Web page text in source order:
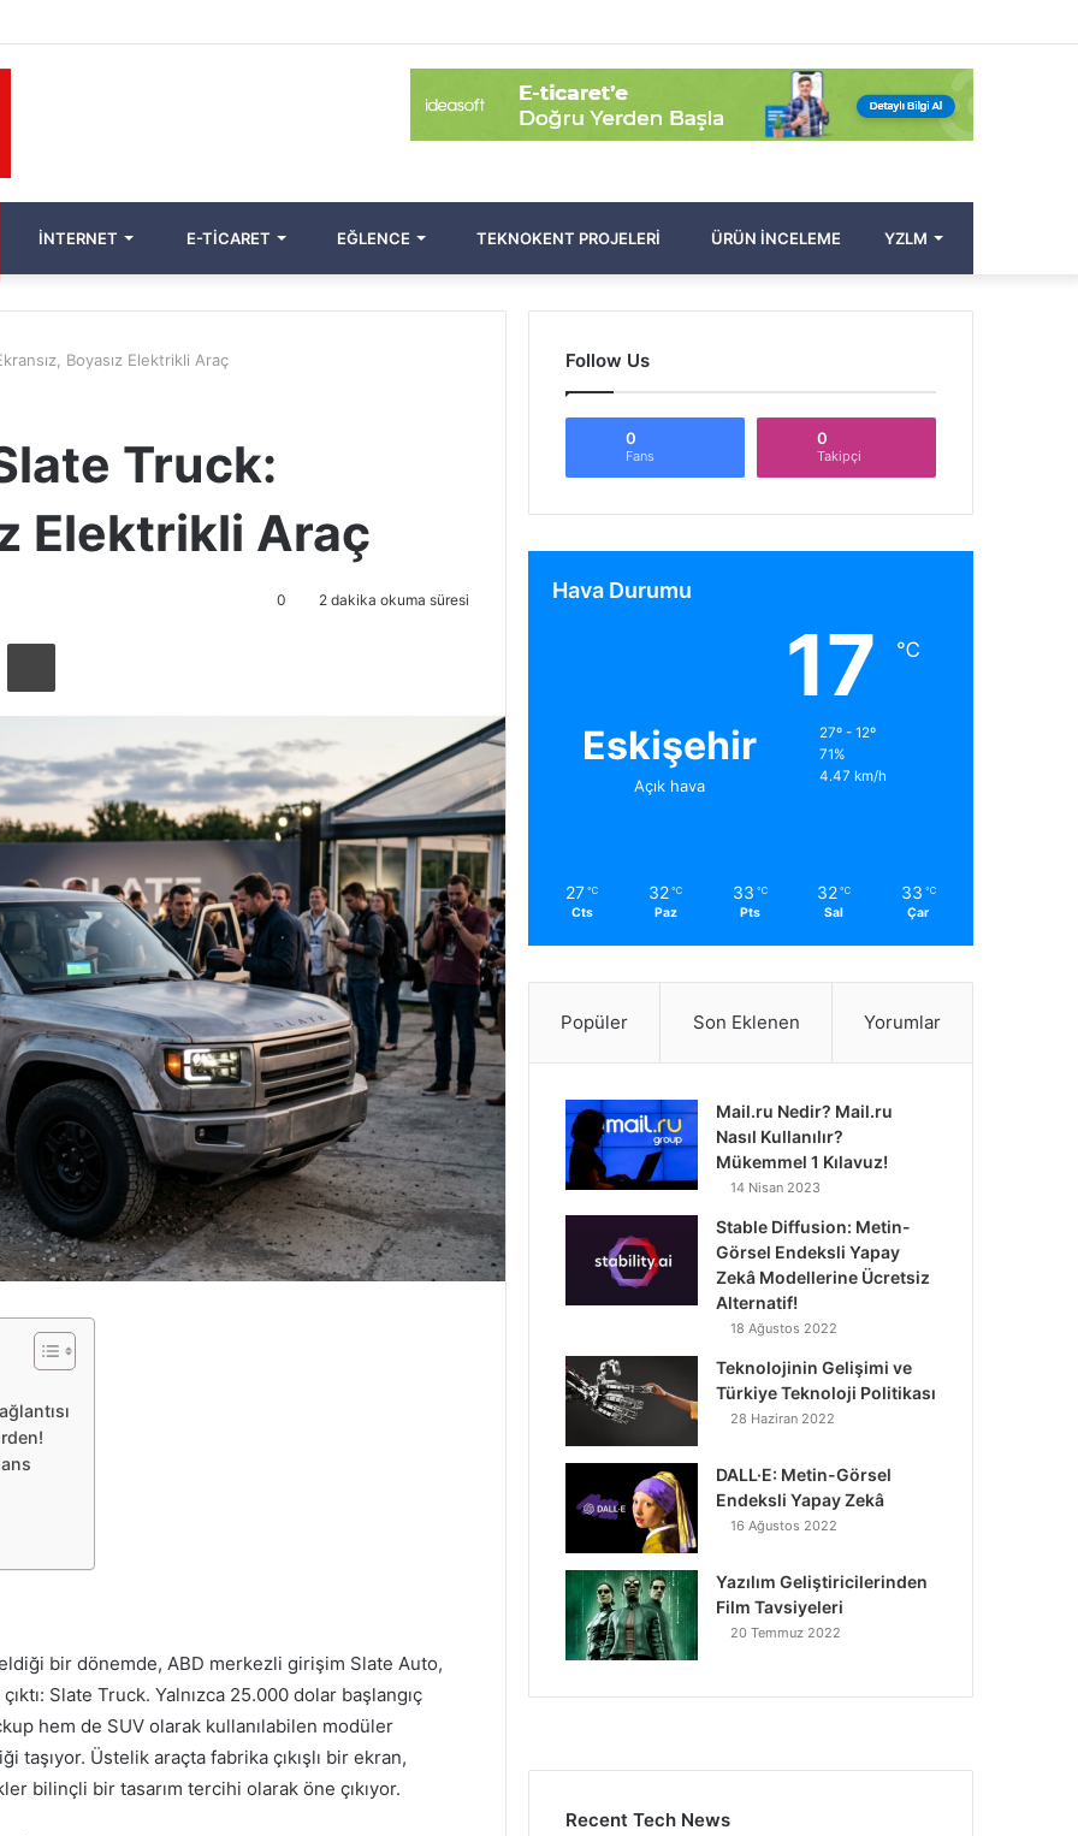
yap
...
Bölmesi
Makale
Ol
İNTERNET E-TICARET EĞLENCE TEKNOKENT PROJELERI ÜRÜN İNCELEME YZLM
Boyasız Elektrikli Araç
Truck:
Elektrikli Araç
0 2 dakika okuma süresi
bir dönemde, ABD merkezli girişim Slate Auto,
Slate Truck. Yalnızca 25.000 dolar başlangıç
hem de SUV olarak kullanılabilen modüler
taşıyor. Üstelik araçta fabrika çıkışlı bir ekran,
bilinçli bir tasarım tercihi olarak öne çıkıyor.
Follow Us
0
Fans
0
Takipçi
Hava Durumu
Eskişehir
Açık hava
17 ℃
27º - 12º
71%
4.47 km/h
27 ℃
Cts
32 ℃
Paz
33 ℃
Pts
32 ℃
Sal
33 ℃
Çar
Popüler Son Eklenen Yorumlar
Mail.ru Nedir? Mail.ru
Nasıl Kullanılır?
Mükemmel 1 Kılavuz!
14 Nisan 2023
Stable Diffusion: Metin-
Görsel Endeksli Yapay
Zekâ Modellerine Ücretsiz
Alternatif!
18 Ağustos 2022
Teknolojinin Gelişimi ve
Türkiye Teknoloji Politikası
28 Haziran 2022
DALL·E: Metin-Görsel
Endeksli Yapay Zekâ
16 Ağustos 2022
Yazılım Geliştiricilerinden
Film Tavsiyeleri
20 Temmuz 2022
Recent Tech News